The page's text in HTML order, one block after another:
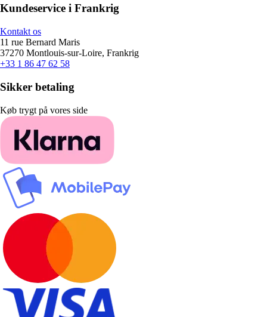
Kundeservice i Frankrig
Kontakt os
11 rue Bernard Maris
37270 Montlouis-sur-Loire, Frankrig
+33 1 86 47 62 58
Sikker betaling
Køb trygt på vores side